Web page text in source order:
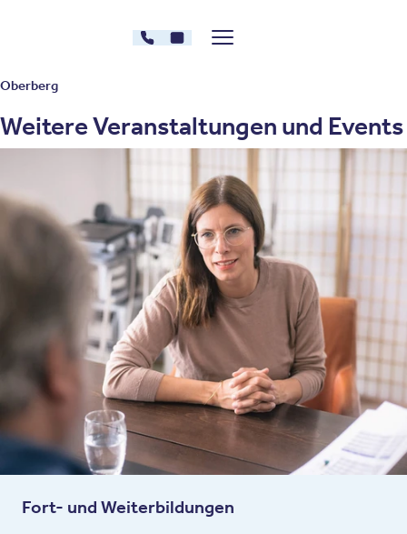
030 - 26478607
Kontakt
Menü zeigen/verstecken
Oberberg
Weitere Veranstaltungen und Events
Fort- und Weiterbildungen